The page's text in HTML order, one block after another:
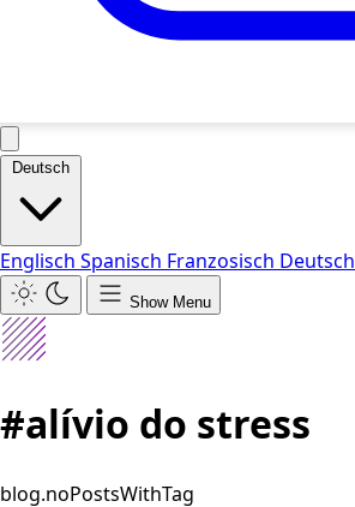
Deutsch
Englisch Spanisch Franzosisch Deutsch
Show Menu
#alívio do stress
blog.noPostsWithTag